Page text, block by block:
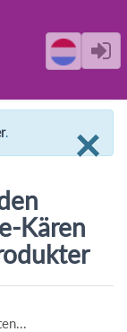
×
.
Kären